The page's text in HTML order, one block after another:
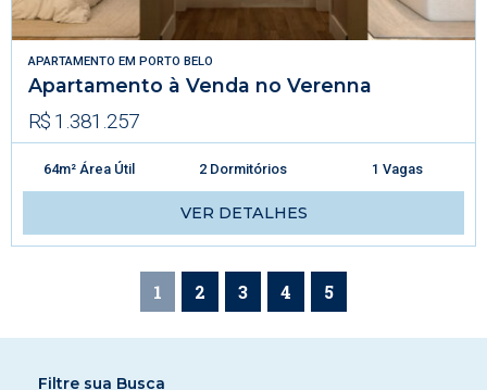
Filtre sua Busca
APARTAMENTO EM PORTO BELO
Apartamento à Venda no Verenna
R$ 1.381.257
64m² Área Útil 2 Dormitórios 1 Vagas
VER DETALHES
1 2 3 4 5